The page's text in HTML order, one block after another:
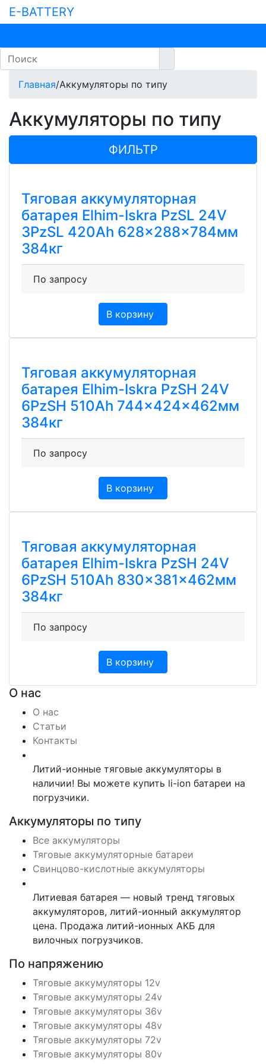
E-BATTERY
Главная/Аккумуляторы по типу
Аккумуляторы по типу
Тяговая аккумуляторная
батарея Elhim-Iskra PzSL 24V
3PzSL 420Ah 628x288x784мм
384кг
По запросу
В корзину
Тяговая аккумуляторная
батарея Elhim-Iskra PzSH 24V
6PzSH 510Ah 744x424x462мм
384кг
По запросу
В корзину
Тяговая аккумуляторная
батарея Elhim-Iskra PzSH 24V
6PzSH 510Ah 830x381x462мм
384кг
По запросу
В корзину
ФИЛЬТР
О нас
О нас
Статьи
Контакты
Литий-ионные тяговые аккумуляторы в
наличии! Вы можете купить li-ion батареи на
погрузчики.
Аккумуляторы по типу
Все аккумуляторы
Тяговые аккумуляторные батареи
Свинцово-кислотные аккумуляторы
Литиевая батарея — новый тренд тяговых
аккумуляторов, литий-ионный аккумулятор
цена. Продажа литий-ионных АКБ для
вилочных погрузчиков.
По напряжению
Тяговые аккумуляторы 12v
Тяговые аккумуляторы 24v
Тяговые аккумуляторы 36v
Тяговые аккумуляторы 48v
Тяговые аккумуляторы 72v
Тяговые аккумуляторы 80v